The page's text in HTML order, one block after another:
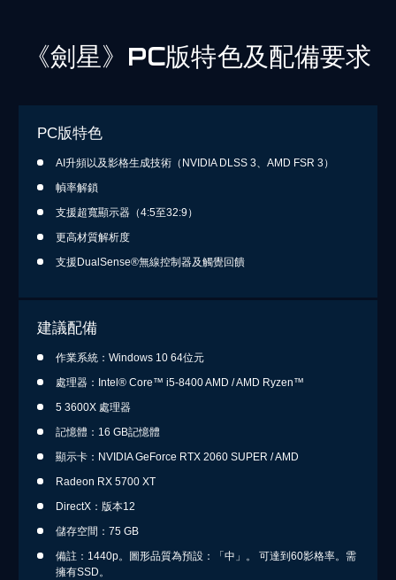
《劍星》PC版特色及配備要求
PC版特色
AI升頻以及影格生成技術（NVIDIA DLSS 3、AMD FSR 3）
幀率解鎖
支援超寬顯示器（4:5至32:9）
更高材質解析度
支援DualSense®無線控制器及觸覺回饋
建議配備
作業系統：Windows 10 64位元
處理器：Intel® Core™ i5-8400 AMD / AMD Ryzen™
5 3600X 處理器
記憶體：16 GB記憶體
顯示卡：NVIDIA GeForce RTX 2060 SUPER / AMD
Radeon RX 5700 XT
DirectX：版本12
儲存空間：75 GB
備註：1440p。圖形品質為預設：「中」。 可達到60影格率。需
擁有SSD。